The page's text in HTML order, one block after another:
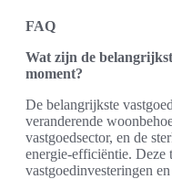
FAQ
Wat zijn de
moment?
De belangrijkste
veranderende
vastgoedsector, en de
energie-efficiëntie. Deze
vastgoedinvesteringen